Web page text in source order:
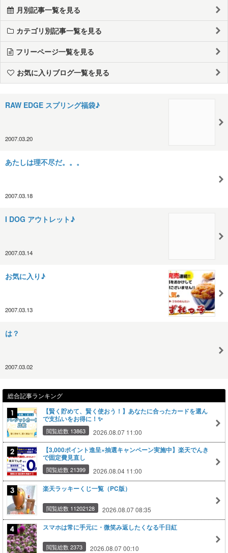
月別記事一覧を見る
カテゴリ別記事一覧を見る
フリーページ一覧を見る
お気に入りブログ一覧を見る
RAW EDGE スプリング福袋♪
2007.03.20
あたしは理不尽だ。。。
2007.03.18
I DOG アウトレット♪
2007.03.14
お気に入り♪
2007.03.13
は？
2007.03.02
総合記事ランキング
【賢く貯めて、賢く使おう！】あなたに合ったカードを選ん
で支払いをお得に！✨
閲覧総数 13863 2026.08.07 11:00
【3,000ポイント進呈×抽選キャンペーン実施中】楽天でんき
で固定費見直し
閲覧総数 21399 2026.08.04 11:00
楽天ラッキーくじ一覧（PC版）
閲覧総数 11202128 2026.08.07 08:35
スマホは常に手元に・微笑み返したくなる千日紅
閲覧総数 2373 2026.08.07 00:10